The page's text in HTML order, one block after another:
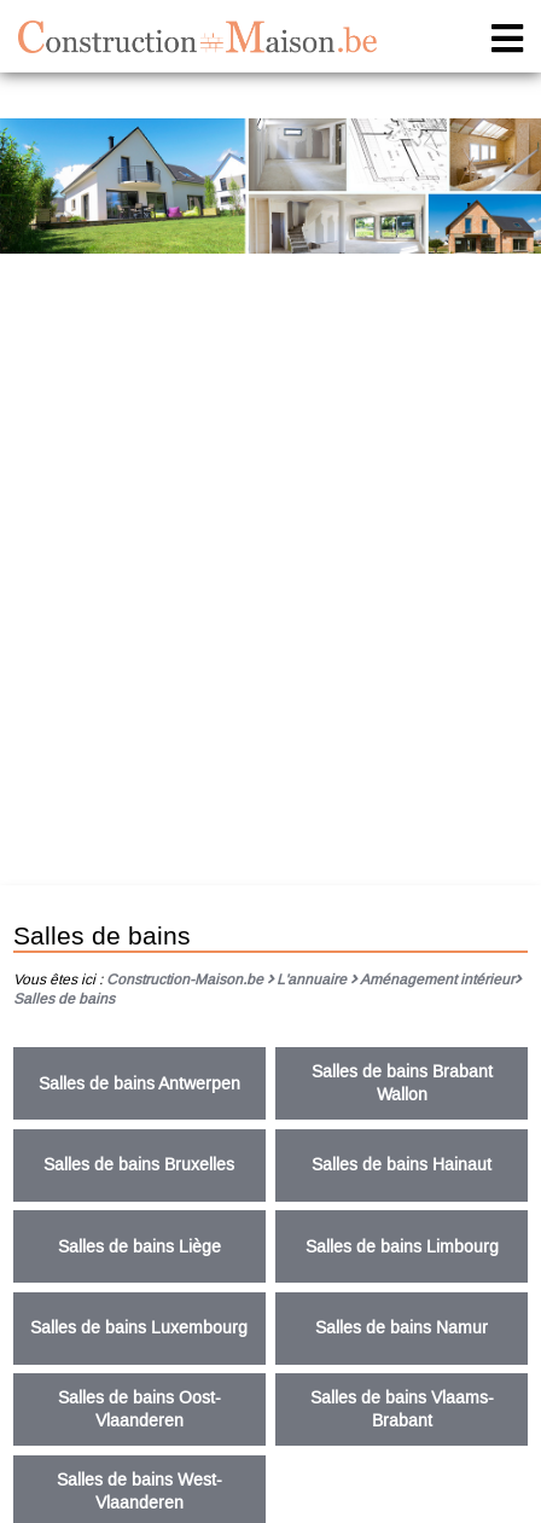
Salles de bains
Vous êtes ici : Construction-Maison.be L'annuaire
Aménagement intérieur
Salles de bains
Salles de bains Antwerpen
Salles de bains Brabant
Wallon
Salles de bains Bruxelles Salles de bains Hainaut
Salles de bains Liège Salles de bains Limbourg
Salles de bains Luxembourg Salles de bains Namur
Salles de bains Oost-
Vlaanderen
Salles de bains Vlaams-
Brabant
Salles de bains West-
Vlaanderen